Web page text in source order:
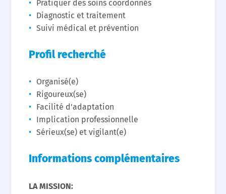
Pratiquer des soins coordonnés
Diagnostic et traitement
Suivi médical et prévention
Profil recherché
Organisé(e)
Rigoureux(se)
Facilité d'adaptation
Implication professionnelle
Sérieux(se) et vigilant(e)
Informations complémentaires
LA MISSION: